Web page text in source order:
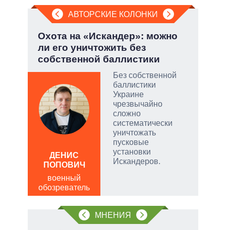
АВТОРСКИЕ КОЛОНКИ
Охота на «Искандер»: можно
ли его уничтожить без
собственной баллистики
Без собственной
баллистики
Украине
чрезвычайно
сложно
систематически
уничтожать
пусковые
установки
Искандеров.
ДЕНИС
ПОПОВИЧ
военный
обозреватель
МНЕНИЯ